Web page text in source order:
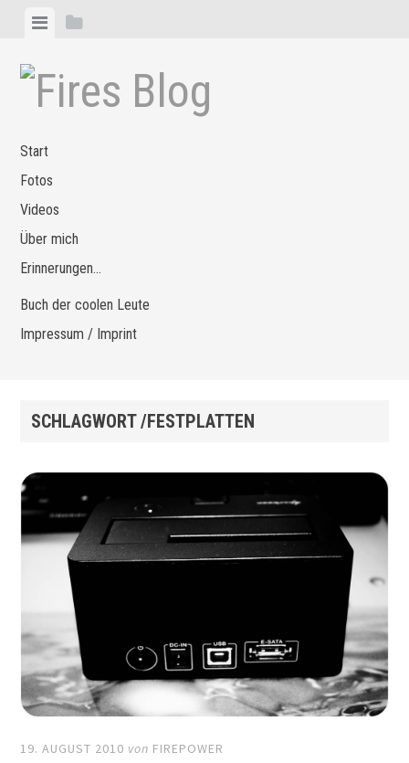
Zum
springen
MenüSeitenleiste
Start
Fotos
Videos
Über mich
Erinnerungen…
Buch der coolen Leute
Impressum / Imprint
SCHLAGWORT /FESTPLATTEN
19. AUGUST 2010 von FIREPOWER